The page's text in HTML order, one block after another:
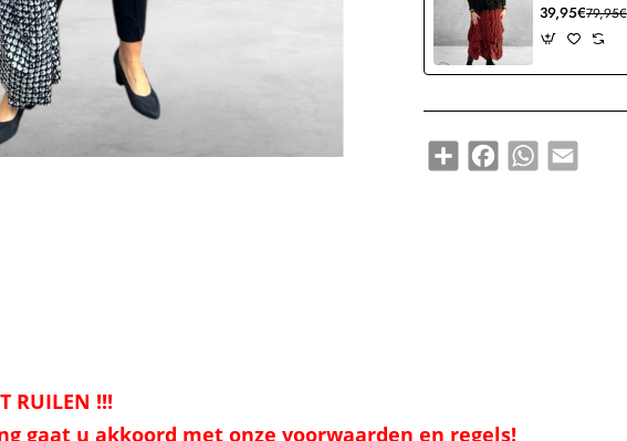
39,95€79,95€
Share FacebookWhatsApp
Email
RUILEN !!!
gaat u akkoord met onze voorwaarden en regels!